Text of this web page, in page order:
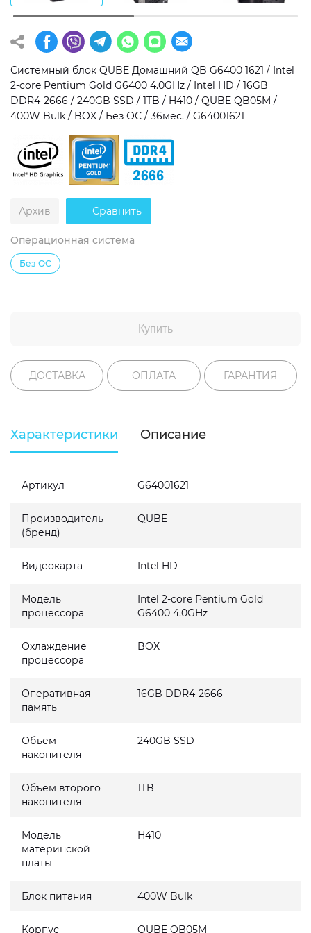
Операционная система
Windows 11 Home
Windows 11 Pro
Без ОС
HDD
SSD + HDD
Дополнительно
RGB-подсветка
Разблокированный множитель CPU
Сверхбыстрый M.2 SSD NVME
Системный блок QUBE Домашний QB G6400 1621 / Intel
2-core Pentium Gold G6400 4.0GHz / Intel HD / 16GB
DDR4-2666 / 240GB SSD / 1TB / H410 / QUBE QB05M /
400W Bulk / BOX / Без ОС / 36мес. / G64001621
Архив Сравнить
Операционная система
Без ОС
Купить
ДОСТАВКА ОПЛАТА ГАРАНТИЯ
Характеристики Описание
Артикул G64001621
Производитель
(бренд)
QUBE
Видеокарта Intel HD
Модель
процессора
Intel 2-core Pentium Gold
G6400 4.0GHz
Охлаждение
процессора
BOX
Оперативная
память
16GB DDR4-2666
Объем
накопителя
240GB SSD
Объем второго
накопителя
1TB
Модель
материнской
платы
H410
Блок питания 400W Bulk
Корпус QUBE QB05M